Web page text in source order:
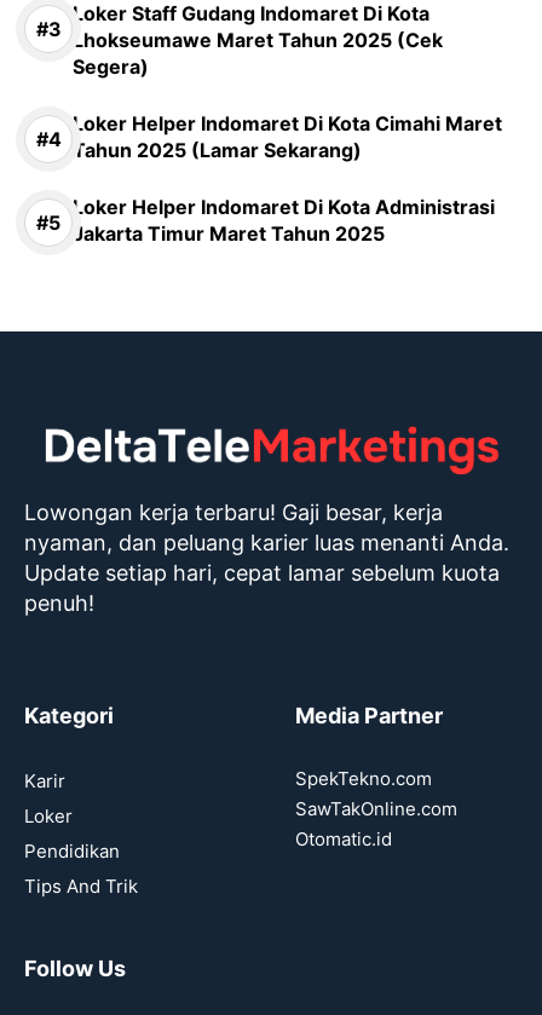
Loker Staff Gudang Indomaret Di Kota
Lhokseumawe Maret Tahun 2025 (Cek
Segera)
Loker Helper Indomaret Di Kota Cimahi Maret
Tahun 2025 (Lamar Sekarang)
Loker Helper Indomaret Di Kota Administrasi
Jakarta Timur Maret Tahun 2025
Lowongan kerja terbaru! Gaji besar, kerja
nyaman, dan peluang karier luas menanti Anda.
Update setiap hari, cepat lamar sebelum kuota
penuh!
Kategori
Karir
Loker
Pendidikan
Tips And Trik
Media Partner
SpekTekno.com
SawTakOnline.com
Otomatic.id
Follow Us